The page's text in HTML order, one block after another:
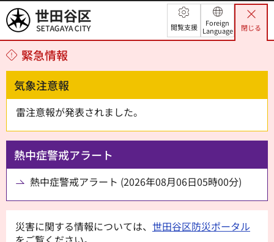
世田谷区 閲覧支援
Foreign
Language
閉じる
緊急情報
気象注意報
雷注意報が発表されました。
熱中症警戒アラート
熱中症警戒アラート (2026年08月06日05時00分)
災害に関する情報については、 世田谷区防災ポータル